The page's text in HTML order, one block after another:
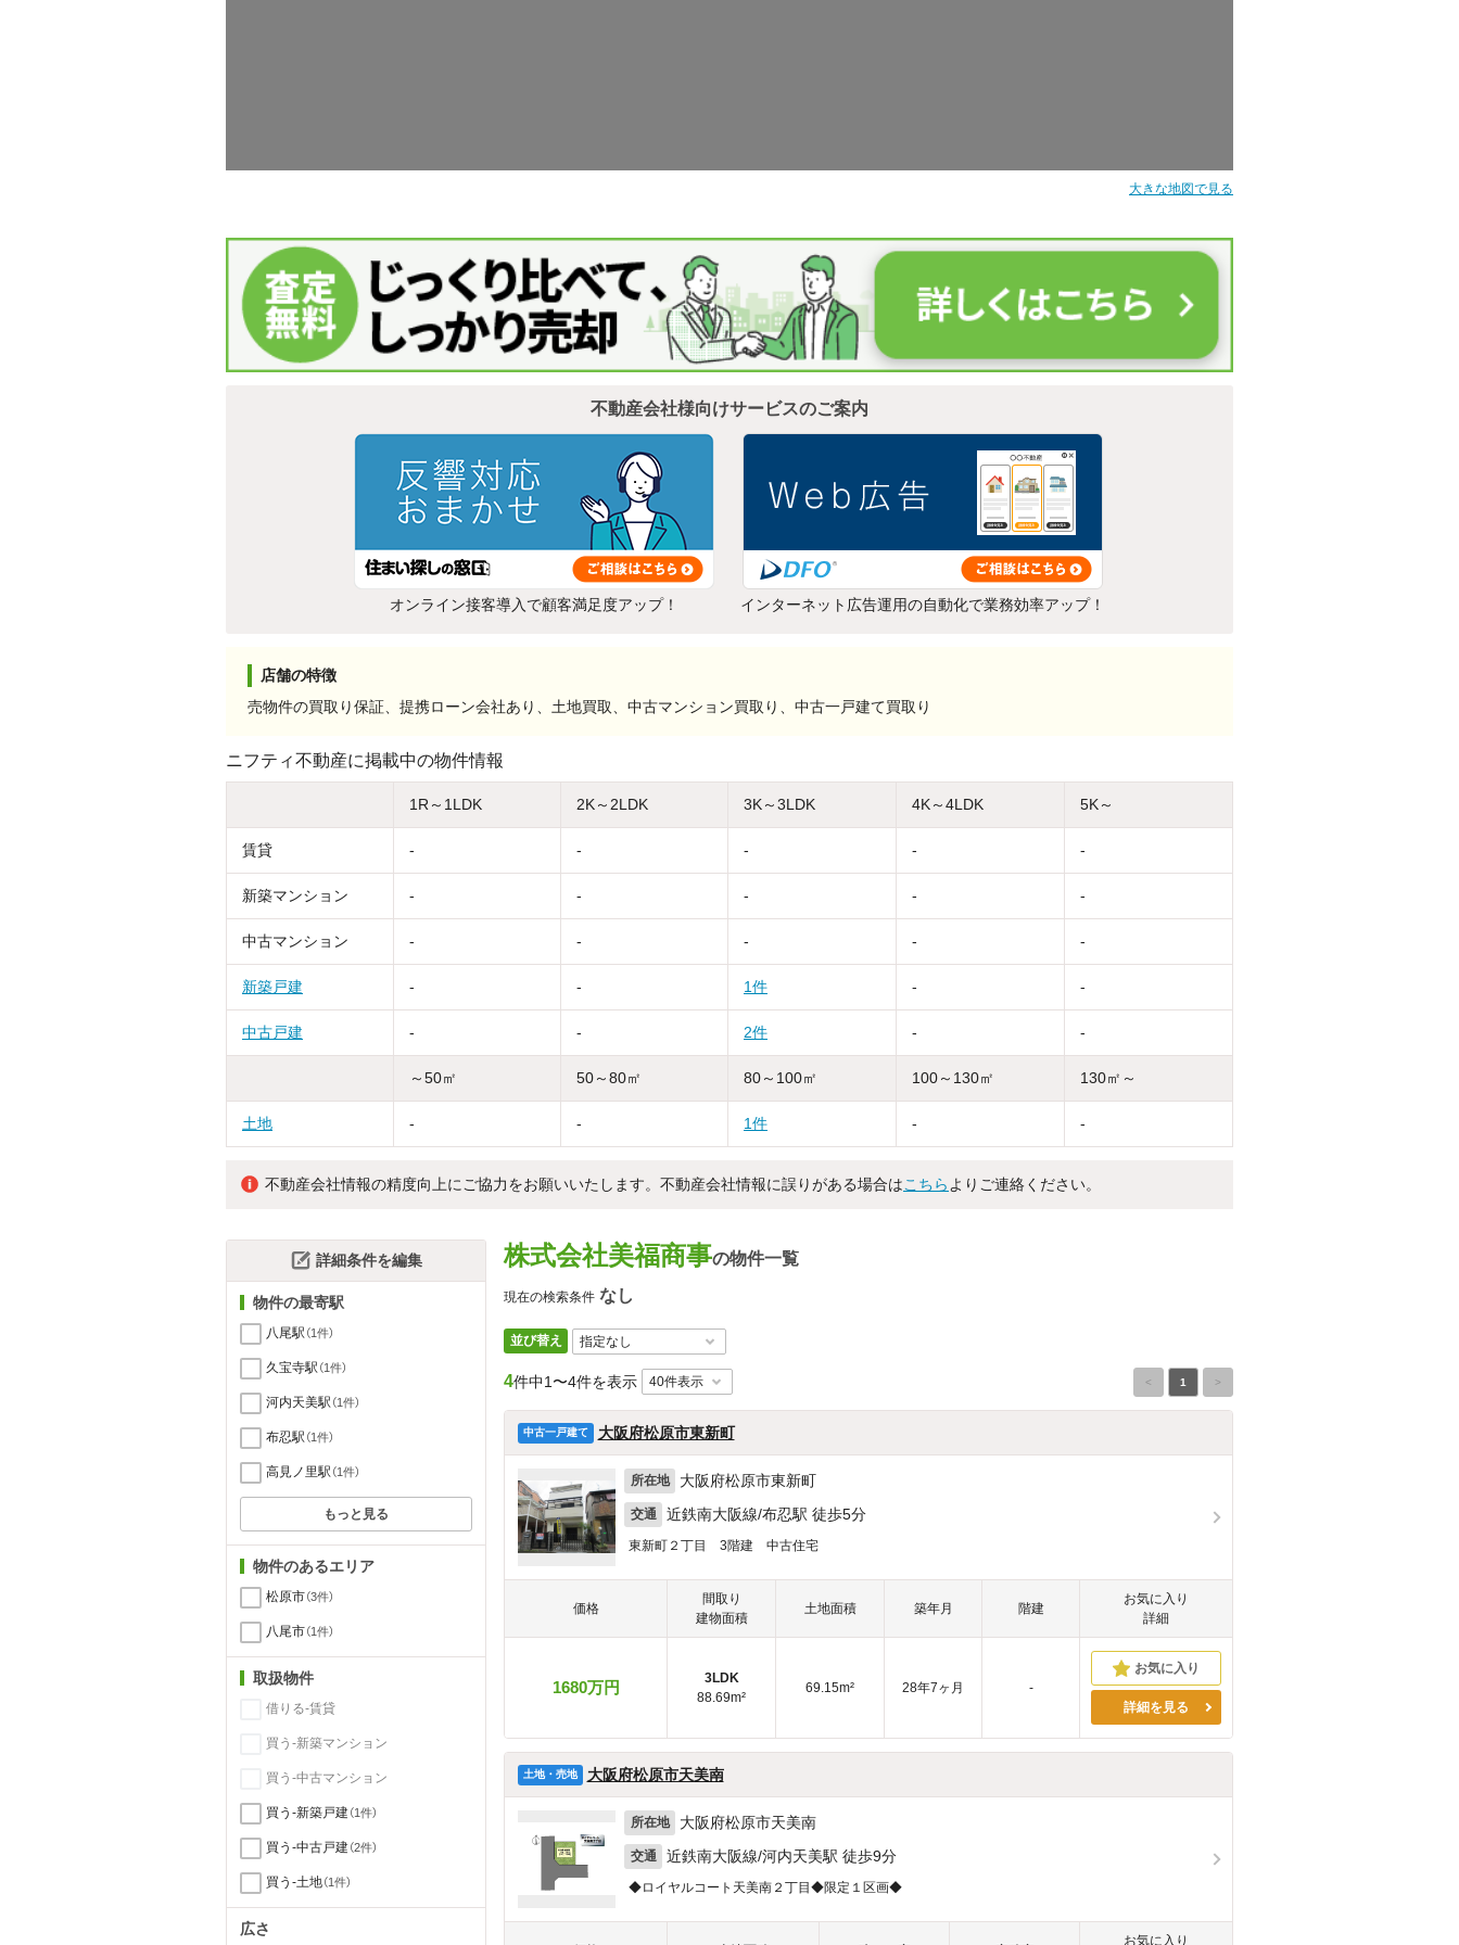
大きな地図で見る
不動産会社様向けサービスのご案内
オンライン接客導入で顧客満足度アップ！ インターネット広告運用の自動化で業務効率アップ！
店舗の特徴
売物件の買取り保証、提携ローン会社あり、土地買取、中古マンション買取り、中古一戸建て買取り
ニフティ不動産に掲載中の物件情報
1R～1LDK 2K～2LDK 3K～3LDK 4K～4LDK 5K～
賃貸 - - - - -
新築マンション - - - - -
中古マンション - - - - -
新築戸建 - - 1件 - -
中古戸建 - - 2件 - -
～50㎡ 50～80㎡ 80～100㎡ 100～130㎡ 130㎡～
土地 - - 1件 - -
不動産会社情報の精度向上にご協力をお願いいたします。不動産会社情報に誤りがある場合はこちら よりご連絡ください。
株式会社美福商事の物件一覧
現在の検索条件 なし
並び替え
4件中1〜4件を表示 < 1 >
中古一戸建て 大阪府松原市東新町
所在地 大阪府松原市東新町
交通 近鉄南大阪線/布忍駅 徒歩5分
東新町２丁目 3階建 中古住宅
価格
間取り
建物面積
土地面積 築年月 階建
お気に入り
詳細
1680万円
3LDK
88.69m²
69.15m² 28年7ヶ月
-
詳細を見る
土地・売地 大阪府松原市天美南
所在地 大阪府松原市天美南
交通 近鉄南大阪線/河内天美駅 徒歩9分
◆ロイヤルコート天美南２丁目◆限定１区画◆
お気に入り
詳細条件を編集
物件の最寄駅
八尾駅 （1件）
久宝寺駅 （1件）
河内天美駅 （1件）
布忍駅 （1件）
高見ノ里駅 （1件）
もっと見る
物件のあるエリア
松原市（3件）
八尾市（1件）
取扱物件
借りる-賃貸
買う-新築マンション
買う-中古マンション
買う-新築戸建（1件）
買う-中古戸建（2件）
買う-土地（1件）
広さ